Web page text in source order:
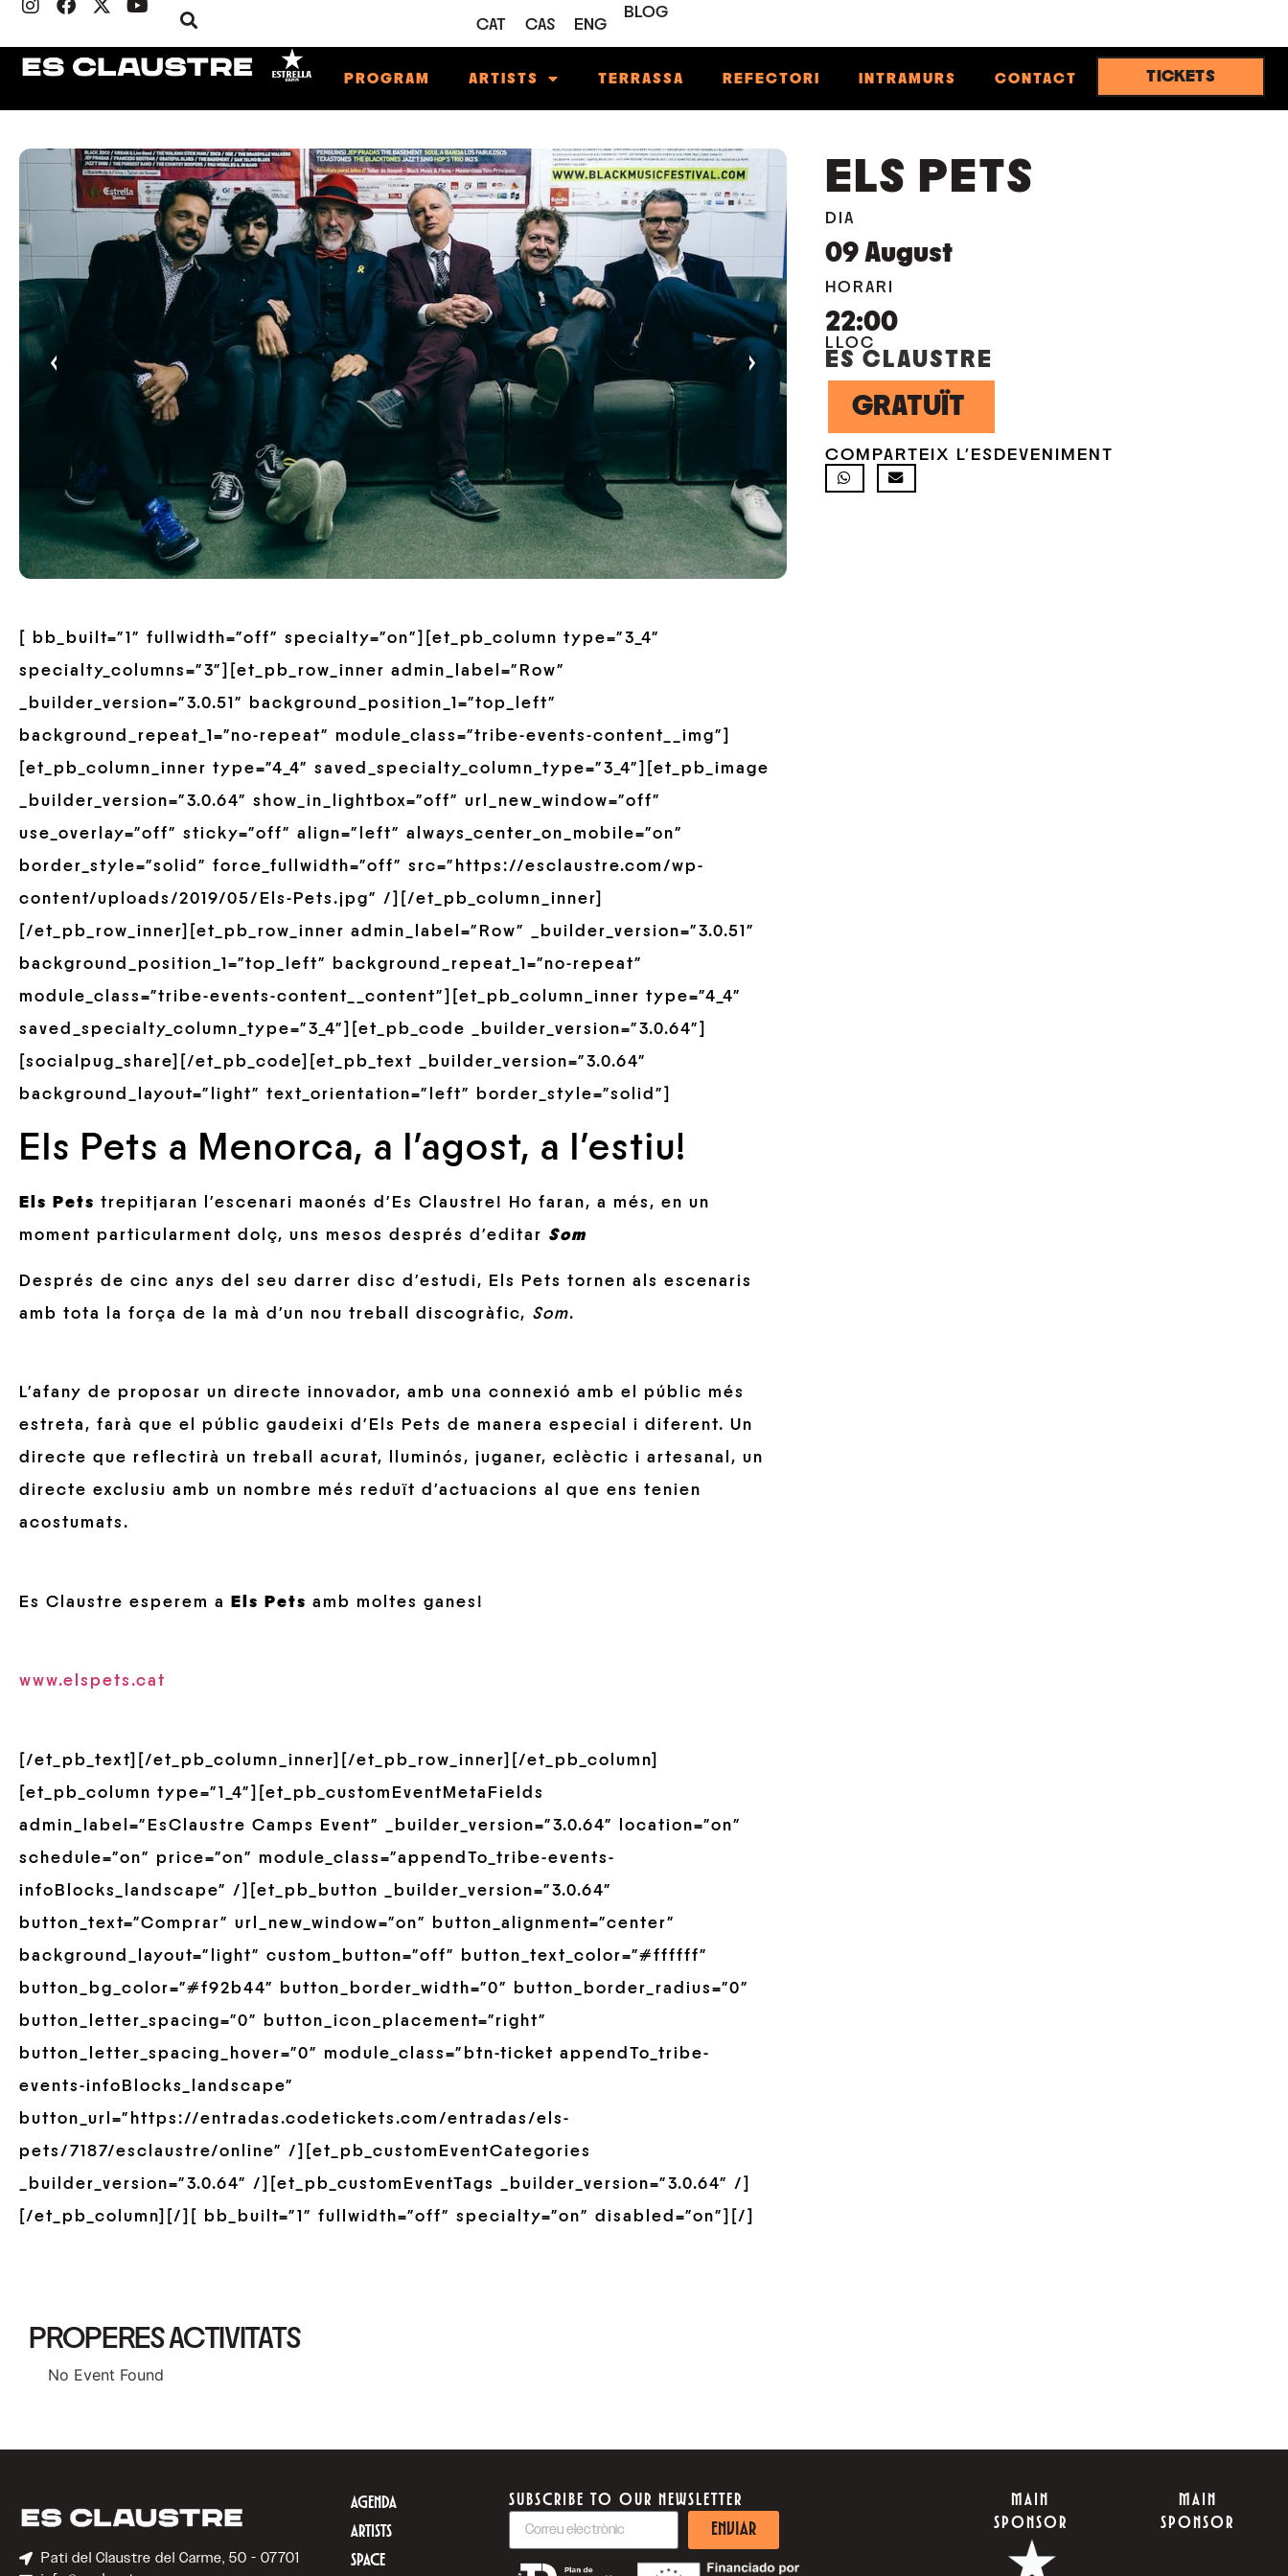
CAT CAS ENG
BLOG
PROGRAM ARTISTS TERRASSA REFECTORI INTRAMURS CONTACT TICKETS
‹ ›
ELS PETS
DIA
09 August
HORARI
22:00
LLOC
ES CLAUSTRE
GRATUÏT
COMPARTEIX L'ESDEVENIMENT
[ bb_built=”1″ fullwidth=”off” specialty=”on”][et_pb_column type=”3_4″
specialty_columns=”3″][et_pb_row_inner admin_label=”Row”
_builder_version=”3.0.51″ background_position_1=”top_left”
background_repeat_1=”no-repeat” module_class=”tribe-events-content__img”]
[et_pb_column_inner type=”4_4″ saved_specialty_column_type=”3_4″][et_pb_image
_builder_version=”3.0.64″ show_in_lightbox=”off” url_new_window=”off”
use_overlay=”off” sticky=”off” align=”left” always_center_on_mobile=”on”
border_style=”solid” force_fullwidth=”off” src=”https://esclaustre.com/wp-
content/uploads/2019/05/Els-Pets.jpg” /][/et_pb_column_inner]
[/et_pb_row_inner][et_pb_row_inner admin_label=”Row” _builder_version=”3.0.51″
background_position_1=”top_left” background_repeat_1=”no-repeat”
module_class=”tribe-events-content__content”][et_pb_column_inner type=”4_4″
saved_specialty_column_type=”3_4″][et_pb_code _builder_version=”3.0.64″]
[socialpug_share][/et_pb_code][et_pb_text _builder_version=”3.0.64″
background_layout=”light” text_orientation=”left” border_style=”solid”]
Els Pets a Menorca, a l’agost, a l’estiu!
Els Pets trepitjaran l’escenari maonés d’Es Claustre! Ho faran, a més, en un
moment particularment dolç, uns mesos després d’editar Som
Després de cinc anys del seu darrer disc d’estudi, Els Pets tornen als escenaris
amb tota la força de la mà d’un nou treball discogràfic, Som.
L’afany de proposar un directe innovador, amb una connexió amb el públic més
estreta, farà que el públic gaudeixi d’Els Pets de manera especial i diferent. Un
directe que reflectirà un treball acurat, lluminós, juganer, eclèctic i artesanal, un
directe exclusiu amb un nombre més reduït d’actuacions al que ens tenien
acostumats.
Es Claustre esperem a Els Pets amb moltes ganes!
www.elspets.cat
[/et_pb_text][/et_pb_column_inner][/et_pb_row_inner][/et_pb_column]
[et_pb_column type=”1_4″][et_pb_customEventMetaFields
admin_label=”EsClaustre Camps Event” _builder_version=”3.0.64″ location=”on”
schedule=”on” price=”on” module_class=”appendTo_tribe-events-
infoBlocks_landscape” /][et_pb_button _builder_version=”3.0.64″
button_text=”Comprar” url_new_window=”on” button_alignment=”center”
background_layout=”light” custom_button=”off” button_text_color=”#ffffff”
button_bg_color=”#f92b44″ button_border_width=”0″ button_border_radius=”0″
button_letter_spacing=”0″ button_icon_placement=”right”
button_letter_spacing_hover=”0″ module_class=”btn-ticket appendTo_tribe-
events-infoBlocks_landscape”
button_url=”https://entradas.codetickets.com/entradas/els-
pets/7187/esclaustre/online” /][et_pb_customEventCategories
_builder_version=”3.0.64″ /][et_pb_customEventTags _builder_version=”3.0.64″ /]
[/et_pb_column][/][ bb_built=”1″ fullwidth=”off” specialty=”on” disabled=”on”][/]
PROPERES ACTIVITATS
No Event Found
Pati del Claustre del Carme, 50 - 07701
AGENDA
ARTISTS
SPACE
SUBSCRIBE TO OUR NEWSLETTER
ENVIAR
MAIN
SPONSOR
MAIN
SPONSOR